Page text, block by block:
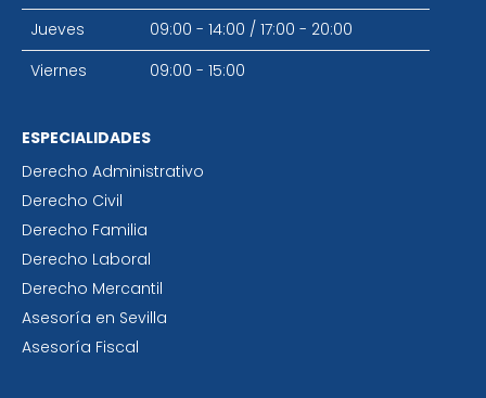
Jueves
09:00 - 14:00 / 17:00 - 20:00
Viernes
09:00 - 15:00
ESPECIALIDADES
Derecho Administrativo
Derecho Civil
Derecho Familia
Derecho Laboral
Derecho Mercantil
Asesoría en Sevilla
Asesoría Fiscal